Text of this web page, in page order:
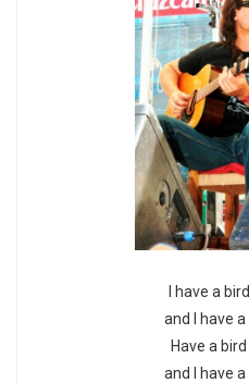
I have a
and I have
Have a
and I have